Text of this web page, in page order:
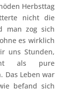
Herbsttag
nicht die
man zog sich
es wirklich
uns Stunden,
als pure
Das Leben war
befand sich